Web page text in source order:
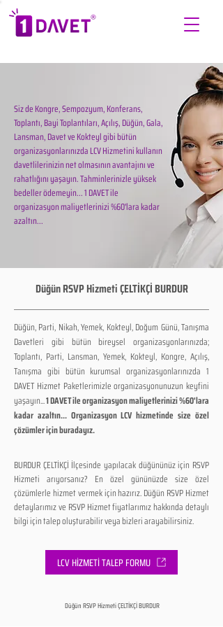
Siz de Kongre, Sempozyum, Konferans,
Toplantı, Bayi Toplantıları, Açılış, Düğün, Gala,
Lansman, Davet ve Kokteyl gibi bütün
organizasyonlarınızda LCV Hizmetini kullanın
davetlilerinizin net olmasının avantajını ve
rahatlığını yaşayın. Tahminlerinizle yüksek
bedeller ödemeyin... 1 DAVET ile
organizasyon maliyetlerinizi %60'lara kadar
azaltın...
Düğün RSVP Hizmeti ÇELTİKÇİ BURDUR
Düğün, Parti, Nikah, Yemek, Kokteyl, Doğum Günü, Tanışma
Davetleri gibi bütün bireysel organizasyonlarınızda;
Toplantı, Parti, Lansman, Yemek, Kokteyl, Kongre, Açılış,
Tanışma gibi bütün kurumsal organizasyonlarınızda 1
DAVET Hizmet Paketlerimizle organizasyonunuzun keyfini
yaşayın...1 DAVET ile organizasyon maliyetlerinizi %60'lara
kadar azaltın... Organizasyon LCV hizmetinde size özel
çözümler için buradayız.
BURDUR ÇELTİKÇİ İlçesinde yapılacak düğününüz için RSVP
Hizmeti arıyorsanız? En özel gününüzde size özel
çözümlerle hizmet vermek için hazırız. Düğün RSVP Hizmet
detaylarımız ve RSVP Hizmet fiyatlarımız hakkında detaylı
bilgi için talep oluşturabilir veya bizleri arayabilirsiniz.
LCV HİZMETİ TALEP FORMU
Düğün RSVP Hizmeti ÇELTİKÇİ BURDUR